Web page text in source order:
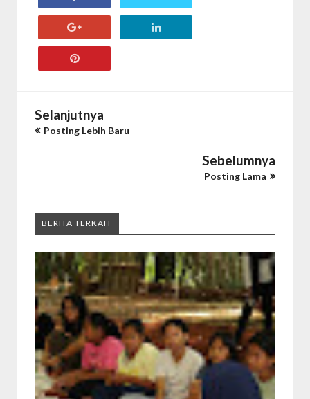
Selanjutnya
Posting Lebih Baru
Sebelumnya
Posting Lama
BERITA TERKAIT